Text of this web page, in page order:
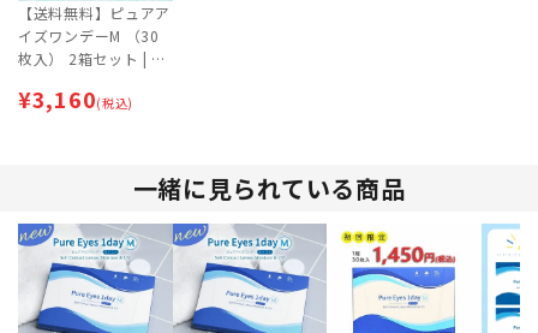
【送料無料】ピュアア
イズワンデーM （30
枚入） 2箱セット | 1
ー 【ネコポス専用
¥3,160(税込)
一緒に見られている商品